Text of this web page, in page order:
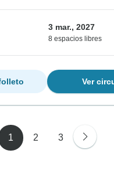
3 mar., 2027
8 espacios libres
Ver
1 2 3